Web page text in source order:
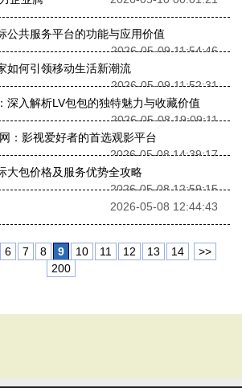
公共服务平台的功能与应用价值
2026-05-09 11:54:46
如何引领移动生活新潮流
2026-05-09 11:52:31
深入解析LV包包的独特魅力与收藏价值
2026-05-08 19:09:11
：影视爱好者的首选观影平台
2026-05-08 14:39:17
大包价格及服务优势全攻略
2026-05-08 12:59:15
2026-05-08 12:44:43
6 7 8 9 10 11 12 13 14
>>
200